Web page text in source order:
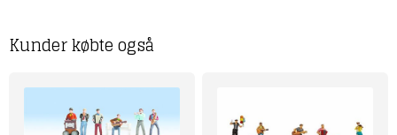
Kunder købte også